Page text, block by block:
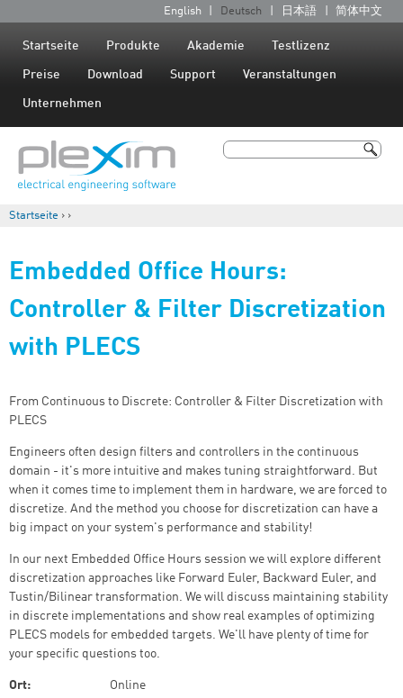
Jump to navigation
S
e
n
English Deutsch 日本語 简体中文
Startseite Produkte Akademie Testlizenz
Preise Download Support Veranstaltungen
Unternehmen
Suche
Startseite › ›
Embedded Office Hours:
Controller & Filter Discretization
with PLECS
From Continuous to Discrete: Controller & Filter Discretization with
PLECS
Engineers often design filters and controllers in the continuous
domain - it's more intuitive and makes tuning straightforward. But
when it comes time to implement them in hardware, we are forced to
discretize. And the method you choose for discretization can have a
big impact on your system's performance and stability!
In our next Embedded Office Hours session we will explore different
discretization approaches like Forward Euler, Backward Euler, and
Tustin/Bilinear transformation. We will discuss maintaining stability
in discrete implementations and show real examples of optimizing
PLECS models for embedded targets. We'll have plenty of time for
your specific questions too.
Ort: Online